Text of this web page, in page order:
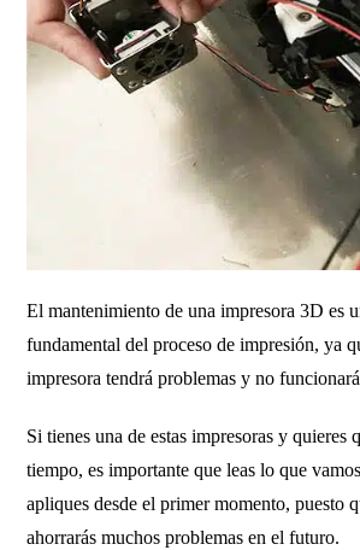
El mantenimiento de una impresora 3D es
fundamental del proceso de impresión, ya
impresora tendrá problemas y no
Si tienes una de estas impresoras y quieres
tiempo, es importante que leas lo que
apliques desde el primer momento, puesto
ahorrarás muchos problemas en el futuro.